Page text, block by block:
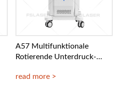
A57 Multifunktionale
Rotierende Unterdruck-
read more >